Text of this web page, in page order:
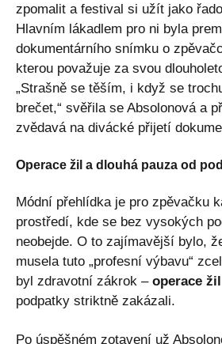
zpomalit a festival si užít jako
Hlavním lákadlem pro ni byla
dokumentárního snímku o
kterou považuje za svou
„Strašně se těším, i když se
brečet,“ svěřila se Absolonová a
zvědavá na divácké přijetí
Operace žil a dlouhá pauza od
Módní přehlídka je pro zpěvačku
prostředí, kde se bez vysokých
neobejde. O to zajímavější bylo,
musela tuto „profesní výbavu“
byl zdravotní zákrok – operace žil
podpatky striktně zakázali.
Po úspěšném zotavení už